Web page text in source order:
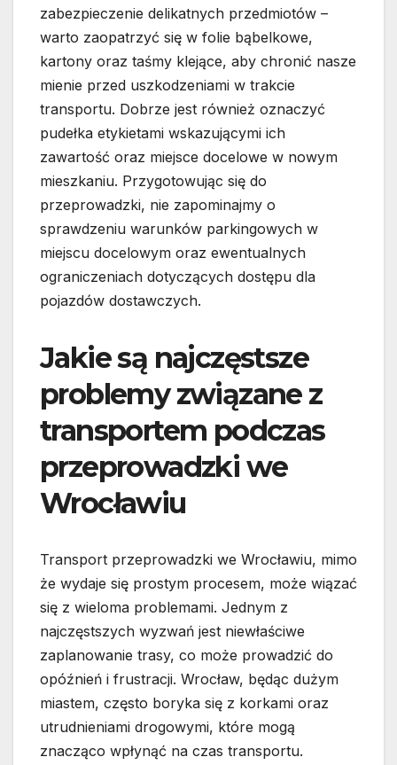
zabezpieczenie delikatnych przedmiotów –
warto zaopatrzyć się w folie bąbelkowe,
kartony oraz taśmy klejące, aby chronić nasze
mienie przed uszkodzeniami w trakcie
transportu. Dobrze jest również oznaczyć
pudełka etykietami wskazującymi ich
zawartość oraz miejsce docelowe w nowym
mieszkaniu. Przygotowując się do
przeprowadzki, nie zapominajmy o
sprawdzeniu warunków parkingowych w
miejscu docelowym oraz ewentualnych
ograniczeniach dotyczących dostępu dla
pojazdów dostawczych.
Jakie są najczęstsze
problemy związane z
transportem podczas
przeprowadzki we
Wrocławiu
Transport przeprowadzki we Wrocławiu, mimo
że wydaje się prostym procesem, może wiązać
się z wieloma problemami. Jednym z
najczęstszych wyzwań jest niewłaściwe
zaplanowanie trasy, co może prowadzić do
opóźnień i frustracji. Wrocław, będąc dużym
miastem, często boryka się z korkami oraz
utrudnieniami drogowymi, które mogą
znacząco wpłynąć na czas transportu.